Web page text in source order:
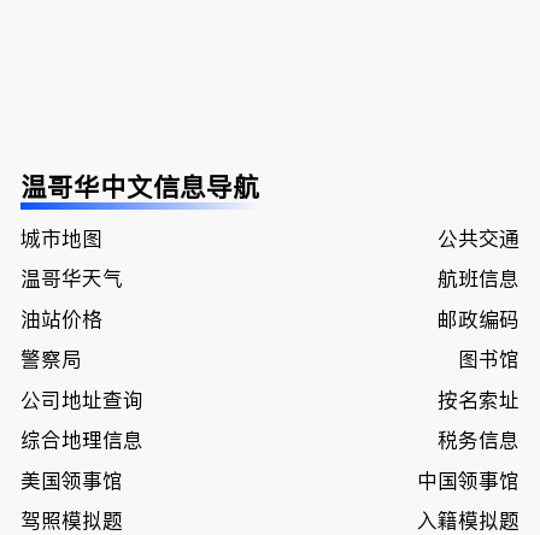
温哥华中文信息导航
城市地图
公共交通
温哥华天气
航班信息
油站价格
邮政编码
警察局
图书馆
公司地址查询
按名索址
综合地理信息
税务信息
美国领事馆
中国领事馆
驾照模拟题
入籍模拟题